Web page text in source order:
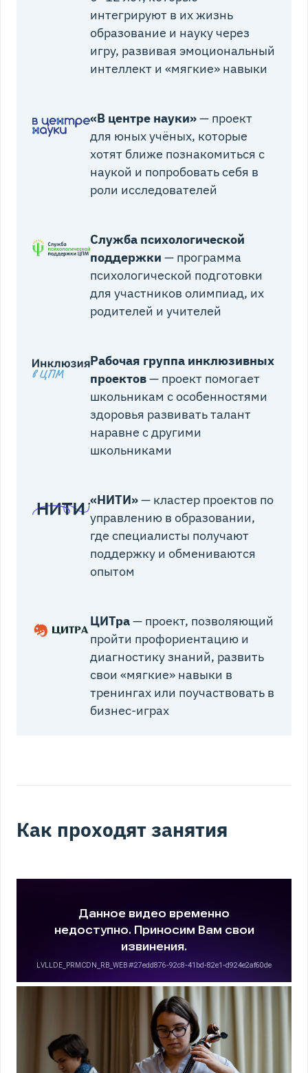
интегрируют в их жизнь
образование и науку через
игру, развивая эмоциональный
интеллект и «мягкие» навыки
«В центре науки»— проект
для юных учёных, которые
хотят ближе познакомиться с
наукой и попробовать себя в
роли исследователей
Служба психологической
поддержки — программа
психологической подготовки
для участников олимпиад, их
родителей и учителей
Рабочая группа инклюзивных
проектов— проект помогает
школьникам с особенностями
здоровья развивать талант
наравне с другими
школьниками
«НИТИ»— кластер проектов по
управлению в образовании,
где специалисты получают
поддержку и обмениваются
опытом
ЦИТра— проект, позволяющий
пройти профориентацию и
диагностику знаний, развить
свои «мягкие» навыки в
тренингах или поучаствовать в
бизнес-играх
Как проходят занятия